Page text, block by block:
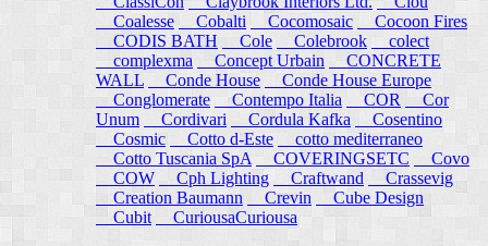
Coalesse
Cobalti Cocomosaic
Cocoon Fires
CODIS BATH
Cole Colebrook
colect
complexma
Concept Urbain
CONCRETE
WALL
Conde House
Conde House Europe
Conglomerate
Contempo Italia COR
Cor
Unum
Cordivari Cordula Kafka
Cosentino
Cosmic
Cotto d-Este
cotto mediterraneo
Cotto Tuscania SpA
COVERINGSETC
Covo
COW
Cph Lighting Craftwand
Crassevig
Creation Baumann
Crevin
Cube Design
Cubit
CuriousaCuriousa